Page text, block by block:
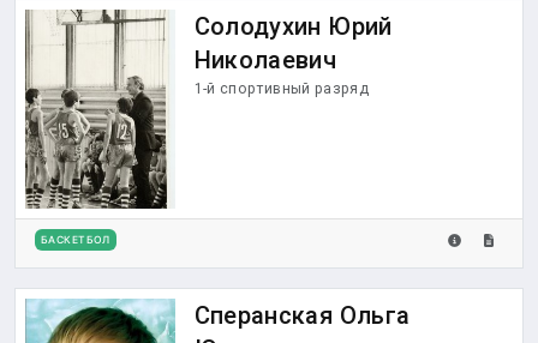
Солодухин Юрий
Николаевич
1-й спортивный разряд
БАСКЕТБОЛ
Сперанская Ольга